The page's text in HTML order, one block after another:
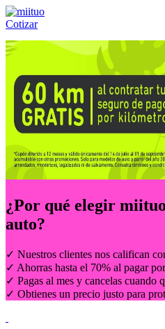
Cotizar
Llámanos al:(55) 84-21-05-00 ó
¿Por qué elegir miituo
auto?
✓ Nuestros clientes nos califican
✓ Ahorras hasta el 70% al pagar
✓ Pagas al mes y cancelas cuando
✓ Obtienes un precio justo para